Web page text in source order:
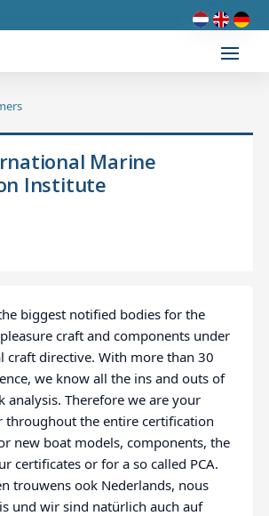
Marine
Institute
biggest notified bodies for the
craft and components under
craft directive. With more than 30
we know all the ins and outs of
analysis. Therefore we are your
throughout the entire certification
new boat models, components, the
certificates or for a so called PCA.
trouwens ook Nederlands, nous
und wir sind natürlich auch auf